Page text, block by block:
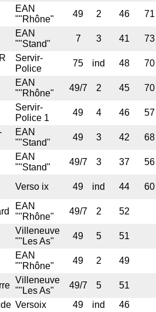
EAN
""Rhône"
49 2 46 71
EAN
""Stand"
7 3 41 73
Servir-
Police
75 ind 48 70
EAN
""Rhône"
49/7 2 45 70
Servir-
Police 1
49 4 46 57
EAN
""Stand"
49 3 42 68
EAN
""Stand"
49/7 3 37 56
Verso ix 49 ind 44 60
EAN
""Rhône"
49/7 2 52
Villeneuve
""Les As"
49 5 51
EAN
""Rhône"
49 2 49
Villeneuve
""Les As"
49/7 5
51
Versoix 49 ind 46